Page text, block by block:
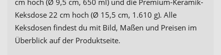
cm hoch (Ø 9,5 cm, 650 ml) und die Premium-Keramik-
Keksdose 22 cm hoch (Ø 15,5 cm, 1.610 g). Alle
Keksdosen findest du mit Bild, Maßen und Preisen im
Überblick auf der Produktseite.